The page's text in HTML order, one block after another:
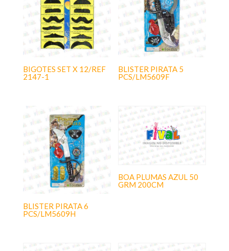
BIGOTES SET X 12/REF
2147-1
BLISTER PIRATA 5
PCS/LM5609F
BLISTER PIRATA 6
PCS/LM5609H
BOA PLUMAS AZUL 50
GRM 200CM